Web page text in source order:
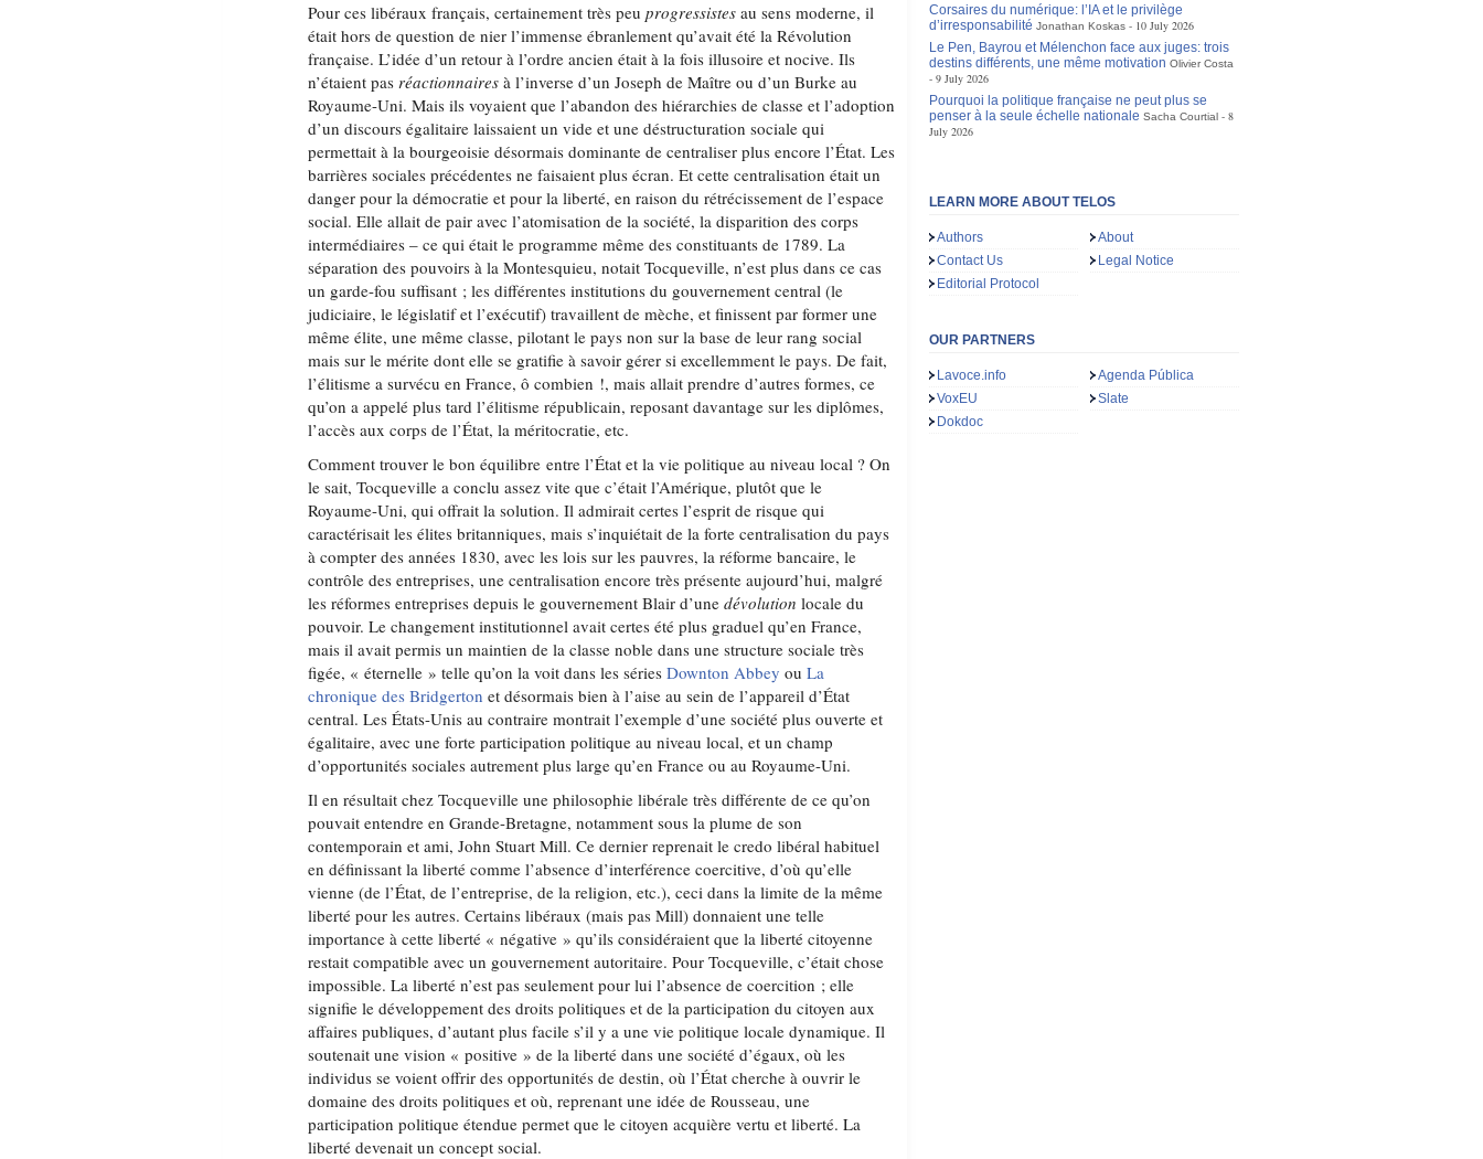
Pour ces libéraux français, certainement très peuprogressistes au sens moderne, il
était hors de question de nier l’immense ébranlement qu’avait été la Révolution
française. L’idée d’un retour à l’ordre ancien était à la fois illusoire et nocive. Ils
n’étaient pasréactionnaires à l’inverse d’un Joseph de Maître ou d’un Burke au
Royaume-Uni. Mais ils voyaient que l’abandon des hiérarchies de classe et l’adoption
d’un discours égalitaire laissaient un vide et une déstructuration sociale qui
permettait à la bourgeoisie désormais dominante de centraliser plus encore l’État. Les
barrières sociales précédentes ne faisaient plus écran. Et cette centralisation était un
danger pour la démocratie et pour la liberté, en raison du rétrécissement de l’espace
social. Elle allait de pair avec l’atomisation de la société, la disparition des corps
intermédiaires – ce qui était le programme même des constituants de 1789. La
séparation des pouvoirs à la Montesquieu, notait Tocqueville, n’est plus dans ce cas
un garde-fou suffisant ; les différentes institutions du gouvernement central (le
judiciaire, le législatif et l’exécutif) travaillent de mèche, et finissent par former une
même élite, une même classe, pilotant le pays non sur la base de leur rang social
mais sur le mérite dont elle se gratifie à savoir gérer si excellemment le pays. De fait,
l’élitisme a survécu en France, ô combien !, mais allait prendre d’autres formes, ce
qu’on a appelé plus tard l’élitisme républicain, reposant davantage sur les diplômes,
l’accès aux corps de l’État, la méritocratie, etc.
Comment trouver le bon équilibre entre l’État et la vie politique au niveau local ? On
le sait, Tocqueville a conclu assez vite que c’était l’Amérique, plutôt que le
Royaume-Uni, qui offrait la solution. Il admirait certes l’esprit de risque qui
caractérisait les élites britanniques, mais s’inquiétait de la forte centralisation du pays
à compter des années 1830, avec les lois sur les pauvres, la réforme bancaire, le
contrôle des entreprises, une centralisation encore très présente aujourd’hui, malgré
les réformes entreprises depuis le gouvernement Blair d’unedévolution locale du
pouvoir. Le changement institutionnel avait certes été plus graduel qu’en France,
mais il avait permis un maintien de la classe noble dans une structure sociale très
figée, « éternelle » telle qu’on la voit dans les sériesDownton Abbey ouLa
chronique des Bridgerton et désormais bien à l’aise au sein de l’appareil d’État
central. Les États-Unis au contraire montrait l’exemple d’une société plus ouverte et
égalitaire, avec une forte participation politique au niveau local, et un champ
d’opportunités sociales autrement plus large qu’en France ou au Royaume-Uni.
Il en résultait chez Tocqueville une philosophie libérale très différente de ce qu’on
pouvait entendre en Grande-Bretagne, notamment sous la plume de son
contemporain et ami, John Stuart Mill. Ce dernier reprenait le credo libéral habituel
en définissant la liberté comme l’absence d’interférence coercitive, d’où qu’elle
vienne (de l’État, de l’entreprise, de la religion, etc.), ceci dans la limite de la même
liberté pour les autres. Certains libéraux (mais pas Mill) donnaient une telle
importance à cette liberté « négative » qu’ils considéraient que la liberté citoyenne
restait compatible avec un gouvernement autoritaire. Pour Tocqueville, c’était chose
impossible. La liberté n’est pas seulement pour lui l’absence de coercition ; elle
signifie le développement des droits politiques et de la participation du citoyen aux
affaires publiques, d’autant plus facile s’il y a une vie politique locale dynamique. Il
soutenait une vision « positive » de la liberté dans une société d’égaux, où les
individus se voient offrir des opportunités de destin, où l’État cherche à ouvrir le
domaine des droits politiques et où, reprenant une idée de Rousseau, une
participation politique étendue permet que le citoyen acquière vertu et liberté. La
liberté devenait un concept social.
Corsaires du numérique: l’IA et le privilège
d’irresponsabilité Jonathan Koskas
10 July 2026
Le Pen, Bayrou et Mélenchon face aux juges: trois
destins différents, une même motivation Olivier Costa
9 July 2026
Pourquoi la politique française ne peut plus se
penser à la seule échelle nationale Sacha Courtial
8
July 2026
LEARN MORE ABOUT TELOS
Authors
About
Contact Us
Legal Notice
Editorial Protocol
OUR PARTNERS
Lavoce.info
Agenda Pública
VoxEU
Slate
Dokdoc